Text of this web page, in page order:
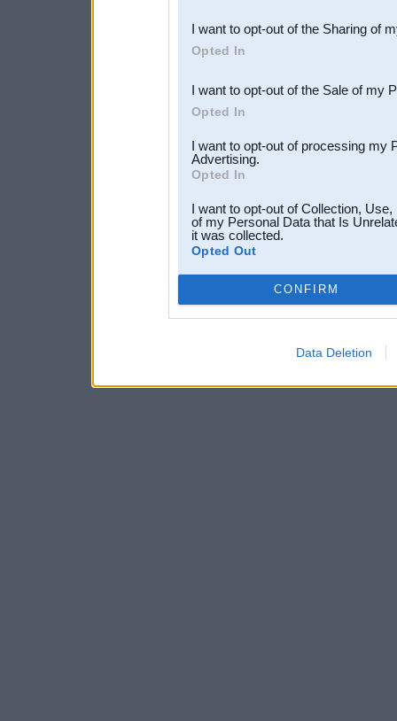
Downstream Participants
third parties.
I want to opt-out of the Sharing of
Opted In
I want to opt-out of the Sale of my
Opted In
I want to opt-out of processing my
Advertising.
Opted In
I want to opt-out of Collection,
of my Personal Data that Is
it was collected.
Opted Out
CONFIRM
Data Deletion